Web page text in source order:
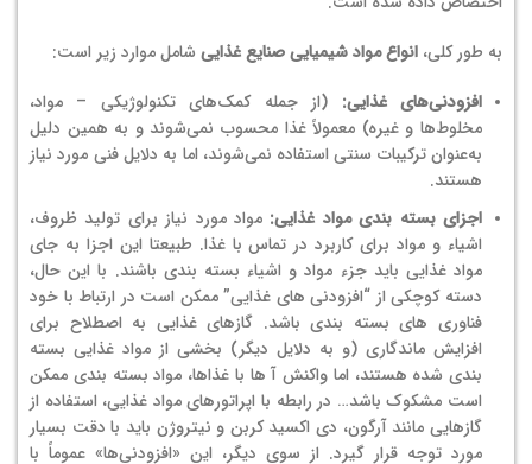
به طور کلی، انواع مواد شیمیایی صنایع غذایی شامل موارد زیر است:
افزودنی‌های غذایی: (از جمله کمک‌های تکنولوژیکی – مواد،
مخلوط‌ها و غیره) معمولاً غذا محسوب نمی‌شوند و به همین دلیل
به‌عنوان ترکیبات سنتی استفاده نمی‌شوند، اما به دلایل فنی مورد نیاز
هستند.
اجزای بسته بندی مواد غذایی: مواد مورد نیاز برای تولید ظروف،
اشیاء و مواد برای کاربرد در تماس با غذا. طبیعتا این اجزا به جای
مواد غذایی باید جزء مواد و اشیاء بسته بندی باشند. با این حال،
دسته کوچکی از “افزودنی های غذایی” ممکن است در ارتباط با خود
فناوری های بسته بندی باشد. گازهای غذایی به اصطلاح برای
افزایش ماندگاری (و به دلایل دیگر) بخشی از مواد غذایی بسته
بندی شده هستند، اما واکنش آ ها با غذاها، مواد بسته بندی ممکن
است مشکوک باشد… در رابطه با اپراتورهای مواد غذایی، استفاده از
گازهایی مانند آرگون، دی اکسید کربن و نیتروژن باید با دقت بسیار
مورد توجه قرار گیرد. از سوی دیگر، این «افزودنی‌ها» عموماً با